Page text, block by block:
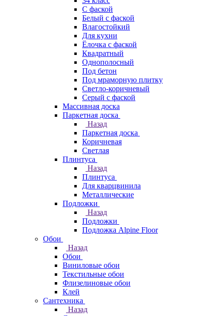
C фаской
Белый с фаской
Влагостойкий
Для кухни
Ёлочка с фаской
Квадратный
Однополосный
Под бетон
Под мраморную плитку
Светло-коричневый
Серый с фаской
Массивная доска
Паркетная доска
Назад
Паркетная доска
Коричневая
Светлая
Плинтуса
Назад
Плинтуса
Для кварцвинила
Металлические
Подложки
Назад
Подложки
Подложка Alpine Floor
Обои
Назад
Обои
Виниловые обои
Текстильные обои
Флизелиновые обои
Клей
Сантехника
Назад